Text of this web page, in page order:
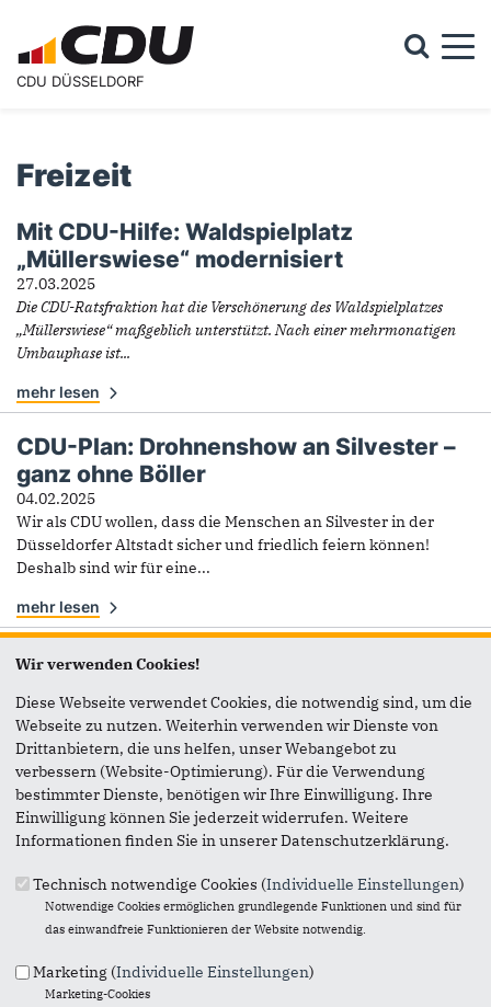
CDU DÜSSELDORF
Freizeit
Freizeit
Mit CDU-Hilfe: Waldspielplatz
„Müllerswiese“ modernisiert
27.03.2025
Die CDU-Ratsfraktion hat die Verschönerung des Waldspielplatzes
„Müllerswiese“ maßgeblich unterstützt. Nach einer mehrmonatigen
Umbauphase ist...
mehr lesen
CDU-Plan: Drohnenshow an Silvester –
ganz ohne Böller
04.02.2025
Wir als CDU wollen, dass die Menschen an Silvester in der
Düsseldorfer Altstadt sicher und friedlich feiern können!
Deshalb sind wir für eine...
mehr lesen
CDU-Fraktion: Unsere Entscheidungen
18.12.2024
Die CDU-Ratsfraktion hat für das nächste Jahr zukunftsweisende
Haushaltsanträge beschlossen. „Unser Ziel ist, das für Düsseldorf
Erreichte zu...
mehr lesen
Neue städtische Förderung für das
Brauchtum
25.04.2024
2024 und 2025 stellen wir dafür jeweils 100.000 Euro bereit.
Aus diesem neuen „...
Wir verwenden Cookies!
Diese Webseite verwendet Cookies, die notwendig sind, um die
Webseite zu nutzen. Weiterhin verwenden wir Dienste von
Drittanbietern, die uns helfen, unser Webangebot zu
verbessern (Website-Optimierung). Für die Verwendung
bestimmter Dienste, benötigen wir Ihre Einwilligung. Ihre
Einwilligung können Sie jederzeit widerrufen. Weitere
Informationen finden Sie in unserer Datenschutzerklärung.
Technisch notwendige Cookies (Individuelle Einstellungen)
Notwendige Cookies ermöglichen grundlegende Funktionen und sind für
das einwandfreie Funktionieren der Website notwendig.
Marketing (Individuelle Einstellungen)
Marketing-Cookies